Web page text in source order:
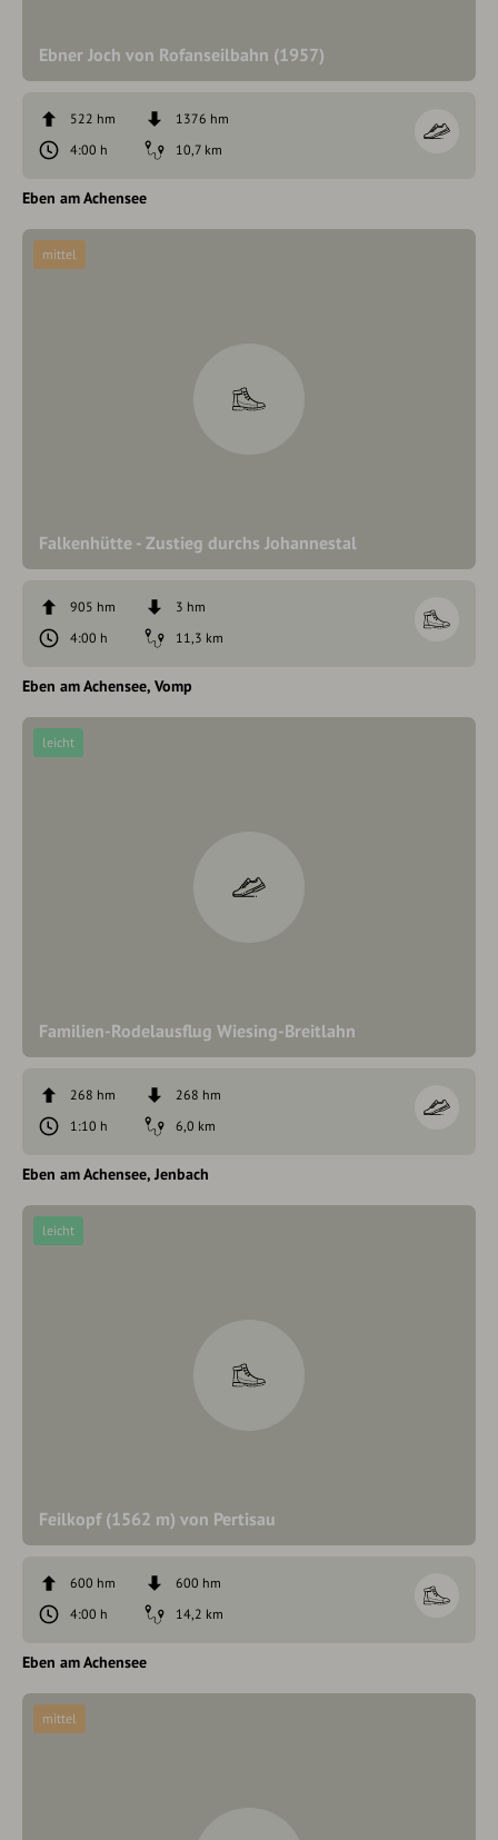
Ebner Joch von Rofanseilbahn (1957)
522 hm
1376 hm
4:00 h
10,7 km
Eben am Achensee
Falkenhütte - Zustieg durchs Johannestal
mittel
905 hm
3 hm
4:00 h
11,3 km
Eben am Achensee Vomp
Familien-Rodelausflug Wiesing-Breitlahn
leicht
268 hm
268 hm
1:10 h
6,0 km
Eben am Achensee Jenbach
Feilkopf (1562 m) von Pertisau
leicht
600 hm
600 hm
4:00 h
14,2 km
Eben am Achensee
mittel